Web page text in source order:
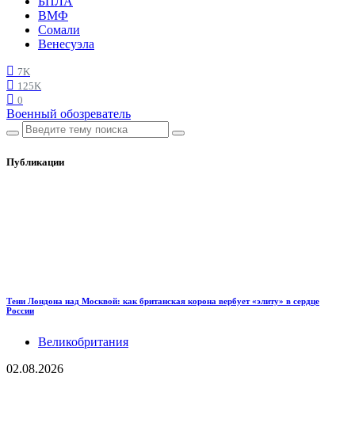
ВМФ
Сомали
Венесуэла
7K
125K
0
Военный обозреватель
Публикации
Тени Лондона над Москвой: как британская корона вербует «элиту» в сердце
России
Великобритания
02.08.2026